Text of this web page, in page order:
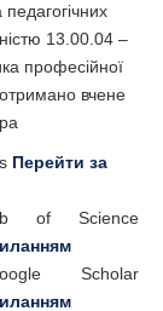
13.00.04 –
професійної
вчене
Перейти за
of Science
Scholar